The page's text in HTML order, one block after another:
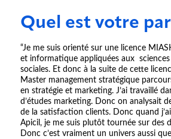
Quel est votre
“Je me suis orienté sur une licence
et informatique appliquées aux
sociales. Et donc à la suite de cette
Master management stratégique
en stratégie et marketing. J’ai travaillé
d’études marketing. Donc on analysait
de la satisfaction clients. Donc quand
Apicil, je me suis plutôt tournée sur des
Donc c’est vraiment un univers aussi